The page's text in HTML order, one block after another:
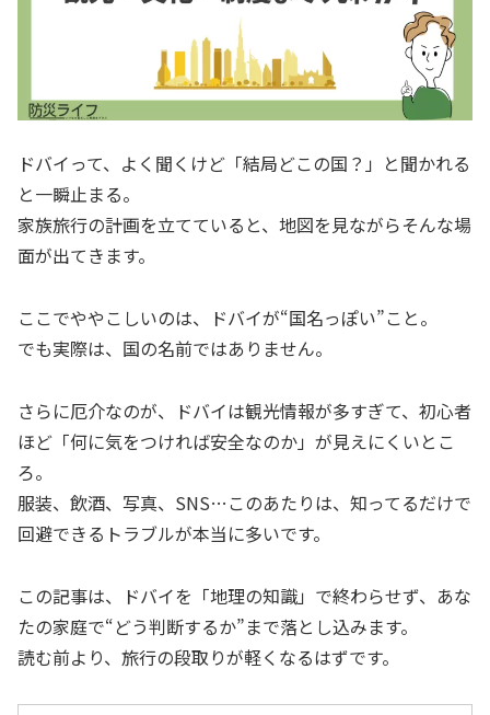
ドバイって、よく聞くけど「結局どこの国？」と聞かれる
と一瞬止まる。
家族旅行の計画を立てていると、地図を見ながらそんな場
面が出てきます。
ここでややこしいのは、ドバイが“国名っぽい”こと。
でも実際は、国の名前ではありません。
さらに厄介なのが、ドバイは観光情報が多すぎて、初心者
ほど「何に気をつければ安全なのか」が見えにくいとこ
ろ。
服装、飲酒、写真、SNS…このあたりは、知ってるだけで
回避できるトラブルが本当に多いです。
この記事は、ドバイを「地理の知識」で終わらせず、あな
たの家庭で“どう判断するか”まで落とし込みます。
読む前より、旅行の段取りが軽くなるはずです。